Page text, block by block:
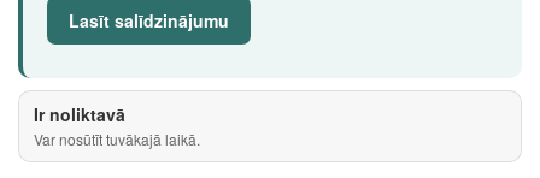
Lasīt salīdzinājumu
Ir noliktavā
Var nosūtīt tuvākajā laikā.